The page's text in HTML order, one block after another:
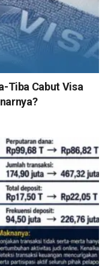
Tiba Cabut Visa